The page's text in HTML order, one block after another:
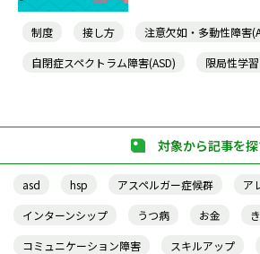
制度 接し方 注意欠如・多動性障害
自閉症スペクトラム障害(ASD)
限局性学
対象から記事を
asd hsp アスペルガー症候群
ア
インターンシップ
うつ病 お金
コミュニケーション障害
スキルアップ